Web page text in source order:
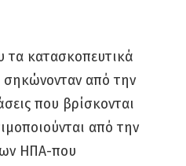
τα κατασκοπευτικά
σηκώνονταν από την
που βρίσκονται
από την
ΗΠΑ-που